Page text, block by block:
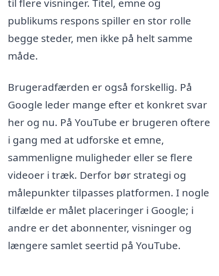
til flere visninger. Titel, emne og
publikums respons spiller en stor rolle
begge steder, men ikke på helt samme
måde.
Brugeradfærden er også forskellig. På
Google leder mange efter et konkret svar
her og nu. På YouTube er brugeren oftere
i gang med at udforske et emne,
sammenligne muligheder eller se flere
videoer i træk. Derfor bør strategi og
målepunkter tilpasses platformen. I nogle
tilfælde er målet placeringer i Google; i
andre er det abonnenter, visninger og
længere samlet seertid på YouTube.